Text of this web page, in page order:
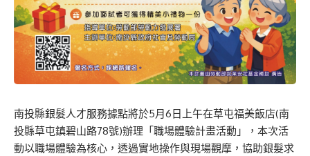
南投縣銀髮人才服務據點將於5月6日上午在草屯福美飯店(南
投縣草屯鎮碧山路78號)辦理「職場體驗計畫活動」，本次活
動以職場體驗為核心，透過實地操作與現場觀摩，協助銀髮求